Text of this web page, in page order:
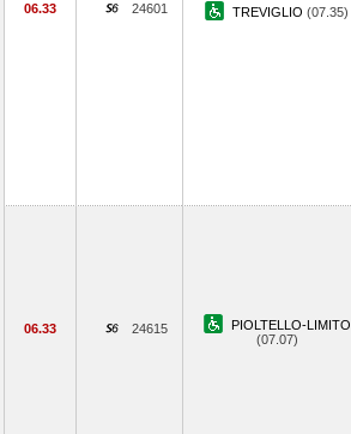
06.33 24601 TREVIGLIO (07.35)
06.33 24615
PIOLTELLO-LIMITO
(07.07)